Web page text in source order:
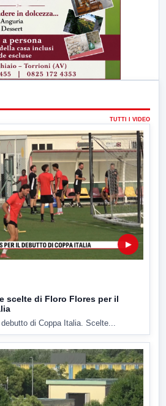
TUTTI I VIDEO
▶
scelte di Floro Flores per il
di Coppa Italia. Scelte...